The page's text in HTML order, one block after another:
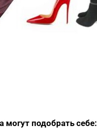
подобрать себе: